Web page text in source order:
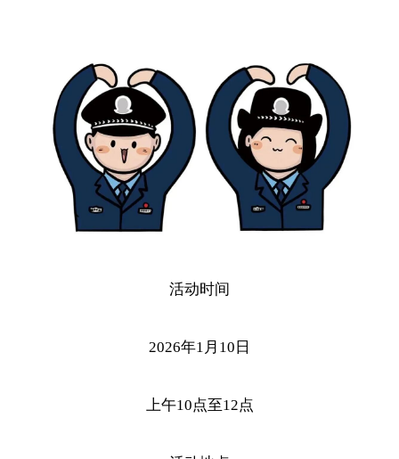
活动时间
2026年1月10日
上午10点至12点